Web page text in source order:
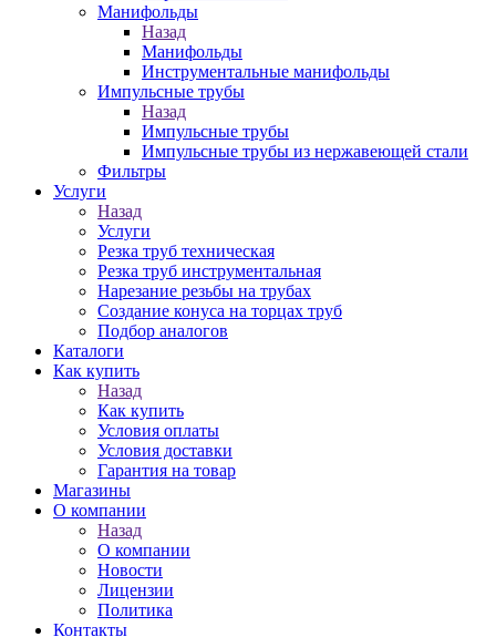
Манифольды
Назад
Манифольды
Инструментальные манифольды
Импульсные трубы
Назад
Импульсные трубы
Импульсные трубы из нержавеющей стали
Фильтры
Услуги
Назад
Услуги
Резка труб техническая
Резка труб инструментальная
Нарезание резьбы на трубах
Создание конуса на торцах труб
Подбор аналогов
Каталоги
Как купить
Назад
Как купить
Условия оплаты
Условия доставки
Гарантия на товар
Магазины
О компании
Назад
О компании
Новости
Лицензии
Политика
Контакты